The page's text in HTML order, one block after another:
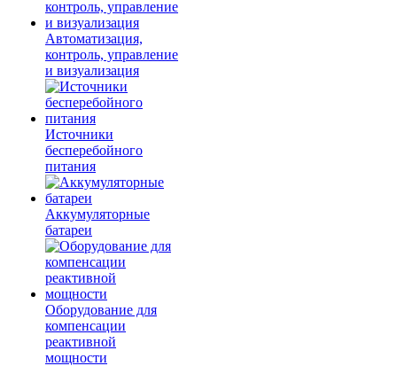
Автоматизация,
контроль, управление
и визуализация
Источники
бесперебойного
питания
Аккумуляторные
батареи
Оборудование для
компенсации
реактивной
мощности